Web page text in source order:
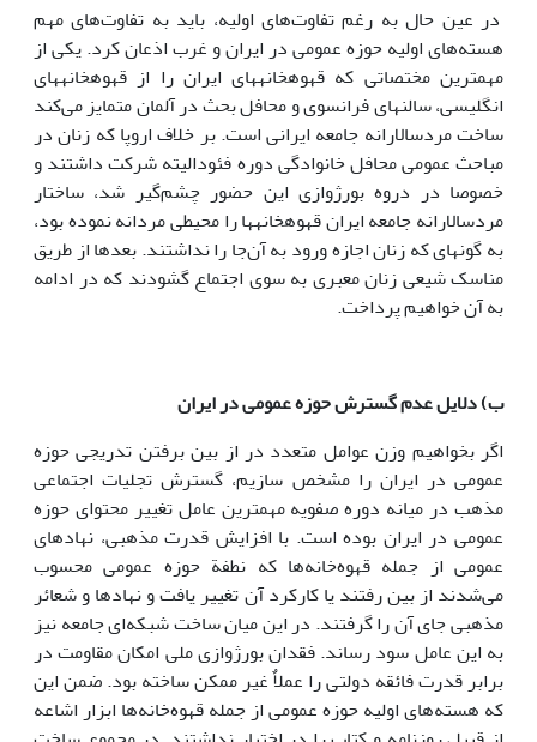
در عین حال به رغم تفاوت‌های اولیه، باید به تفاوت‌های مهم
هسته‌های اولیه حوزه عمومی در ایران و غرب اذعان کرد. یکی از
مهمترین مختصاتی که قهوه­خانه­های ایران را از قهوه­خانه­های
انگلیسی، سالن­های فرانسوی و محافل بحث در آلمان متمایز می‌کند
ساخت مردسالارانه جامعه ایرانی است. بر خلاف اروپا که زنان در
مباحث عمومی محافل خانوادگی دوره فئودالیته شرکت داشتند و
خصوصا در دروه بورژوازی این حضور چشم‌گیر شد، ساختار
مردسالارانه جامعه ایران قهوه­خانه­ها را محیطی مردانه نموده بود،
به گونه­ای که زنان اجازه ورود به آن‌جا را نداشتند. بعد‌ها از طریق
مناسک شیعی زنان معبری به سوی اجتماع گشودند که در ادامه
به آن خواهیم پرداخت.
ب) دلایل عدم گسترش حوزه عمومی در ایران
اگر بخواهیم وزن عوامل متعدد در از بین برفتن تدریجی حوزه
عمومی در ایران را مشخص سازیم، گسترش تجلیات اجتماعی
مذهب در میانه دوره صفویه مهمترین عامل تغییر محتوای حوزه
عمومی در ایران بوده است. با افزایش قدرت مذهبی، نهاد‌های
عمومی از جمله قهوه‌خانه‌ها که نطفة حوزه عمومی محسوب
می‌شدند از بین رفتند یا کارکرد آن تغییر یافت و نهاد‌ها و شعائر
مذهبی جای آن را گرفتند. در این میان ساخت شبکه‌ای جامعه نیز
به این عامل سود رساند. فقدان بورژوازی ملی امکان مقاومت در
برابر قدرت فائقه دولتی را عملاٌ غیر ممکن ساخته بود. ضمن این
که هسته‌های اولیه حوزه عمومی از جمله قهوه‌خانه‌ها ابزار اشاعه